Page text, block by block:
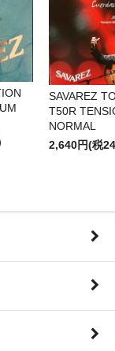
SAVAREZ
T50R
NORMAL
2,640円(税